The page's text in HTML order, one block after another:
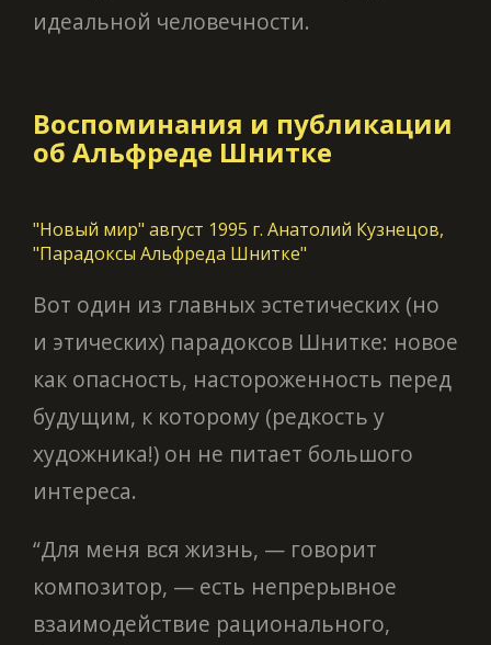
идеальной человечности.
Воспоминания и публикации
об Альфреде Шнитке
"Новый мир" август 1995 г. Анатолий Кузнецов,
"Парадоксы Альфреда Шнитке"
Вот один из главных эстетических (но
и этических) парадоксов Шнитке: новое
как опасность, настороженность перед
будущим, к которому (редкость у
художника!) он не питает большого
интереса.
“Для меня вся жизнь, — говорит
композитор, — есть непрерывное
взаимодействие рационального,